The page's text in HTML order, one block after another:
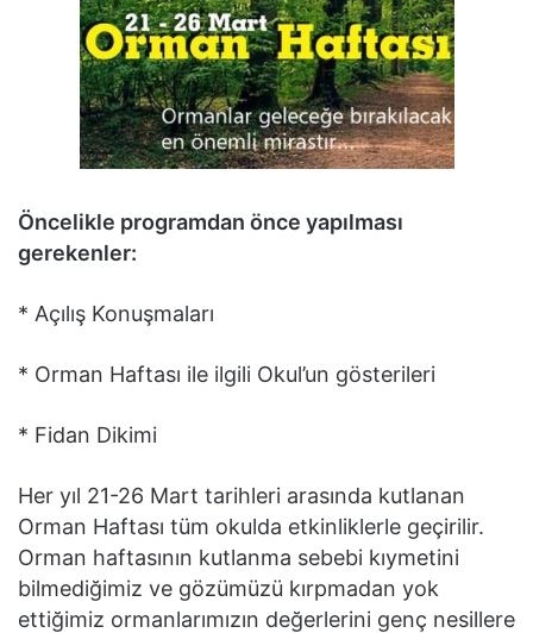
Öncelikle programdan önce yapılması
gerekenler:
* Açılış Konuşmaları
* Orman Haftası ile ilgili Okul’un gösterileri
* Fidan Dikimi
Her yıl 21-26 Mart tarihleri arasında kutlanan
Orman Haftası tüm okulda etkinliklerle geçirilir.
Orman haftasının kutlanma sebebi kıymetini
bilmediğimiz ve gözümüzü kırpmadan yok
ettiğimiz ormanlarımızın değerlerini genç nesillere